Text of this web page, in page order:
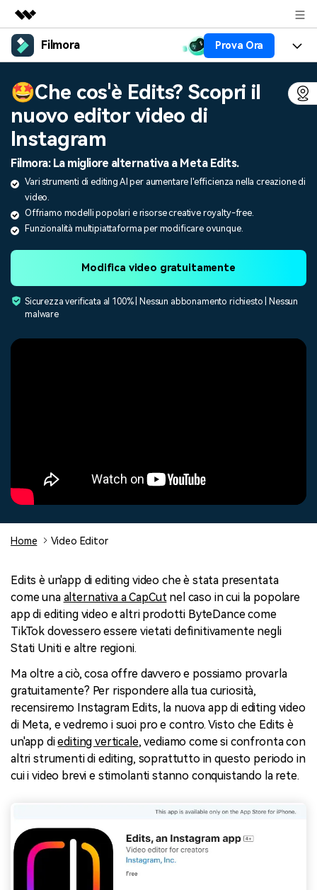
Prodotti in evidenza
Utilità
Business
Panoramica
Soluzione
Chi siamo
Sala stampa
Negozio
Supporto
Filmora Prova Ora
Prodotti
Piattaforme
Funzioni
Risorse
AI
Video/Immagine
Audio
Testo
Soluzioni
Chi
Creare
Risorse
Tip per Editing
Tip per Live-Streaming
Diversi Editor Video
Tip per YouTube
Centro Aiuto
Siamo qui per aiutarti
Scopri come i nostri clienti
NEGOZIO Accedi
🤩Che cos'è Edits? Scopri il
nuovo editor video di
Instagram
Filmora: La migliore alternativa a Meta Edits.
Vari strumenti di editing AI per aumentare l'efficienza nella creazione di
video.
Offriamo modelli popolari e risorse creative royalty-free.
Funzionalità multipiattaforma per modificare ovunque.
Modifica video gratuitamente
Sicurezza verificata al 100% | Nessun abbonamento richiesto | Nessun
malware
Home Video Editor
Edits è un'app di editing video che è stata presentata
come una alternativa a CapCut nel caso in cui la popolare
app di editing video e altri prodotti ByteDance come
TikTok dovessero essere vietati definitivamente negli
Stati Uniti e altre regioni.
Ma oltre a ciò, cosa offre davvero e possiamo provarla
gratuitamente? Per rispondere alla tua curiosità,
recensiremo Instagram Edits, la nuova app di editing video
di Meta, e vedremo i suoi pro e contro. Visto che Edits è
un'app diediting verticale, vediamo come si confronta con
altri strumenti di editing, soprattutto in questo periodo in
cui i video brevi e stimolanti stanno conquistando la rete.